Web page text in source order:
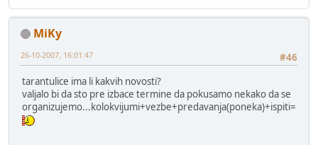
MiKy
#46
26-10-2007, 16:01:47
tarantulice ima li kakvih novosti?
valjalo bi da sto pre izbace termine da pokusamo nekako da se
organizujemo...kolokvijumi+vezbe+predavanja(poneka)+ispiti=